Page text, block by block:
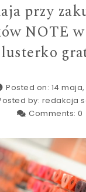
przy
NOTE
lusterko
Posted on: 14 maja,
by: redakcja
Comments: 0